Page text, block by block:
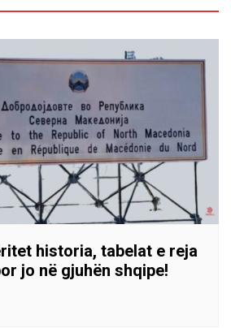
historia, tabelat e reja
jo në gjuhën shqipe!